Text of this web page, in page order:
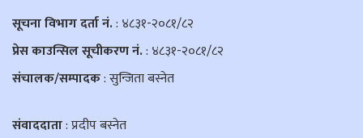
सूचना विभाग दर्ता नं.: ४८३१-२०८१/८२
प्रेस काउन्सिल सूचीकरण नं.: ४८३१-२०८१/८२
संचालक/सम्पादक: सुन्जिता बस्नेत
संवाददाता: प्रदीप बस्नेत